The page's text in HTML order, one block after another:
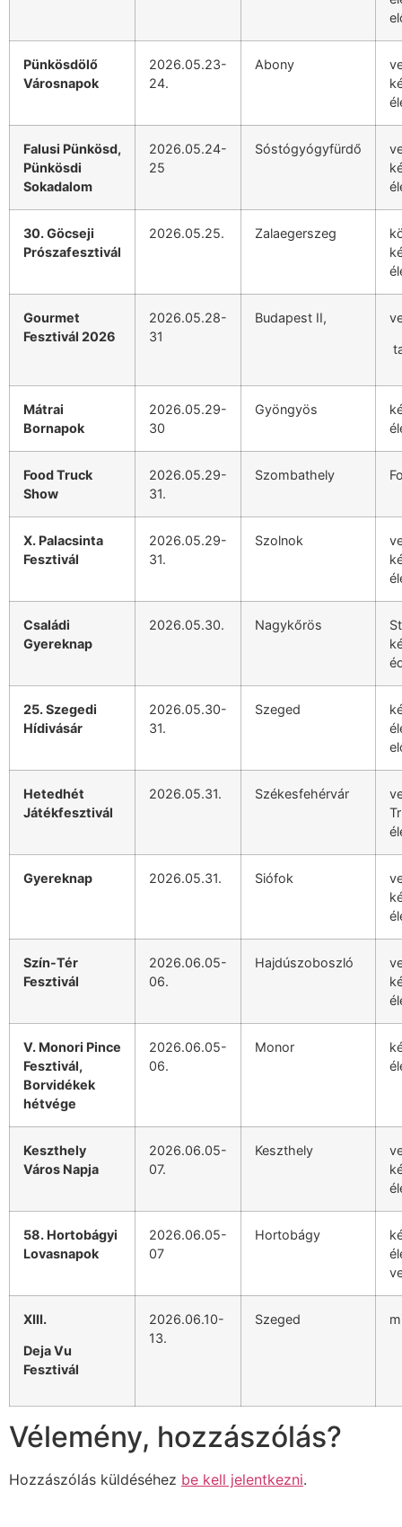
Pünkösdölő
Városnapok
2026.05.23-
24.
Abony
Falusi Pünkösd,
Pünkösdi
Sokadalom
2026.05.24-
25
Sóstógyógyfürdő
30. Göcseji
Prószafesztivál
2026.05.25. Zalaegerszeg
Gourmet
Fesztivál 2026
2026.05.28-
31
Budapest II,
Mátrai
Bornapok
2026.05.29-
30
Gyöngyös
Food Truck
Show
2026.05.29-
31.
Szombathely
X. Palacsinta
Fesztivál
2026.05.29-
31.
Szolnok
Családi
Gyereknap
2026.05.30. Nagykőrös
25. Szegedi
Hídivásár
2026.05.30-
31.
Szeged
Hetedhét
Játékfesztivál
2026.05.31. Székesfehérvár
Gyereknap 2026.05.31. Siófok
Szín-Tér
Fesztivál
2026.06.05-
06.
Hajdúszoboszló
V. Monori Pince
Fesztivál,
Borvidékek
hétvége
2026.06.05-
06.
Monor
Keszthely
Város Napja
2026.06.05-
07.
Keszthely
58. Hortobágyi
Lovasnapok
2026.06.05-
07
Hortobágy
XIII.
Deja Vu
Fesztivál
2026.06.10-
13.
Szeged
Vélemény, hozzászólás?
Hozzászólás küldéséhez be kell jelentkezni.